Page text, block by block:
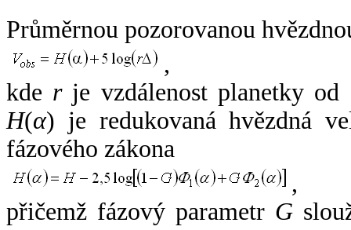
Průměrnou pozorovanou
,
kde rje vzdálenost planetky od
H(α) je redukovaná hvězdná
fázového zákona
,
přičemž fázový parametr G